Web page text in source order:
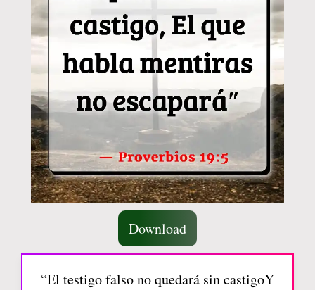
Download
“El testigo falso no quedará sin castigoY